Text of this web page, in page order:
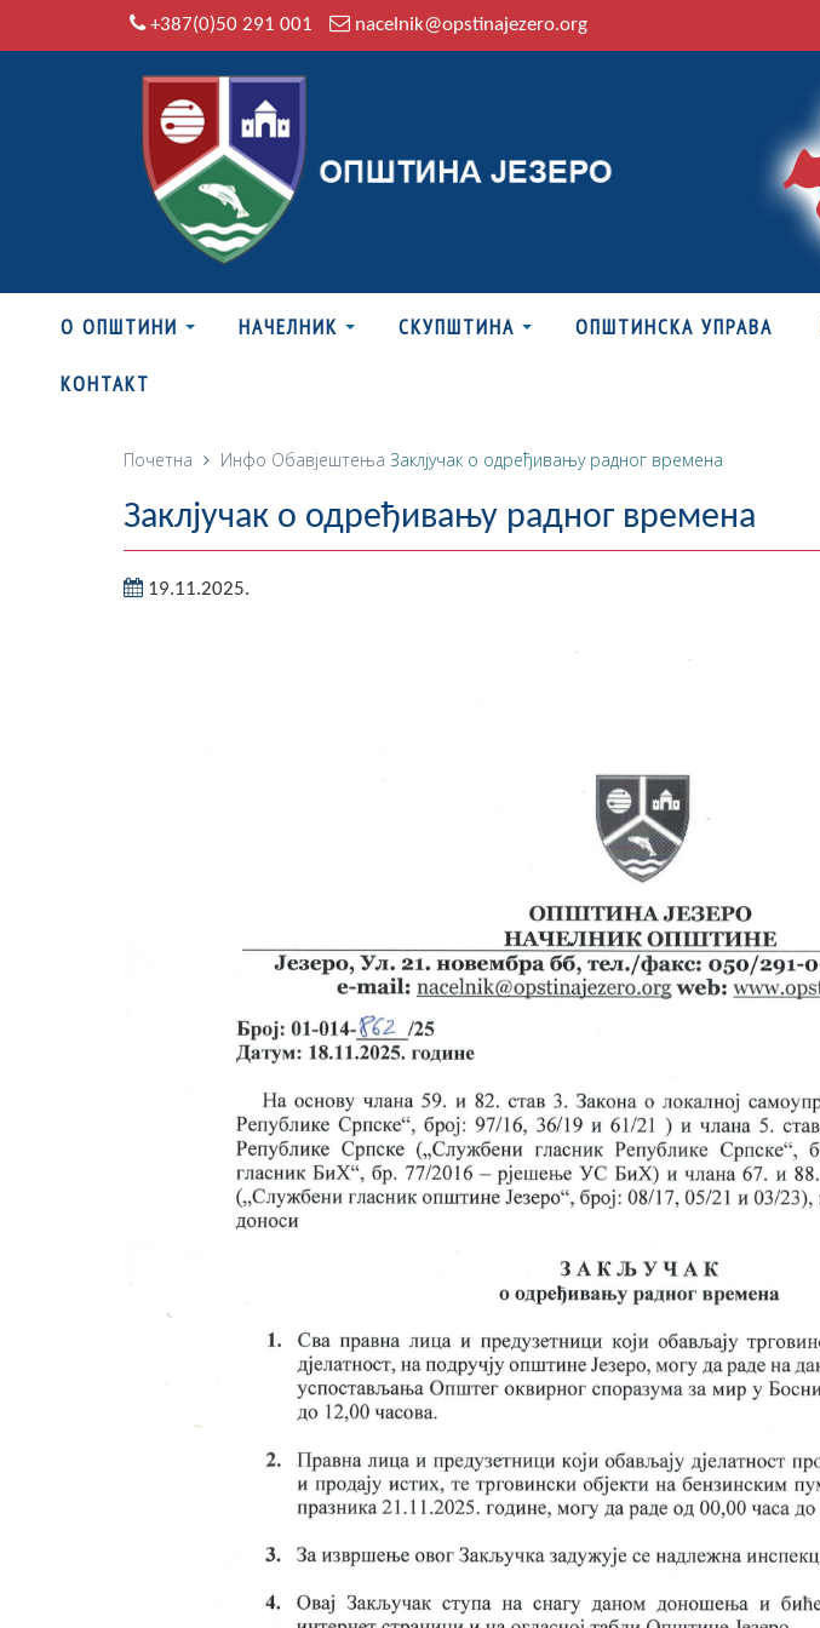
+387(0)50 291 001 nacelnik@opstinajezero.org
О ОПШТИНИ НАЧЕЛНИК СКУПШТИНА ОПШТИНСКА УПРАВА
КОНТАКТ
Почетна Инфо Обавјештења Заклјучак о одређивању радног времена
Заклјучак о одређивању радног времена
19.11.2025.